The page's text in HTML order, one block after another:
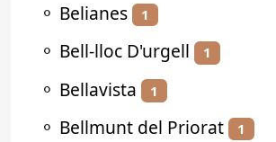
⚬ Belianes 1
⚬ Bell-lloc D'urgell 1
⚬ Bellavista 1
⚬ Bellmunt del Priorat 1